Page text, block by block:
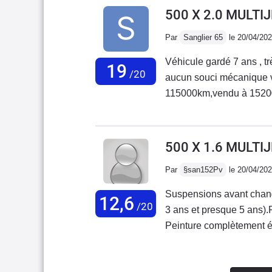
vraiment sympa et très
conduite, les 140 cv
assez silencieuse et
tissus de sièges, très
de l'eau....!!!!)J'ai aussi
baladait. Problème non
19 /20
500 X 2.0
Par Sanglier 65 le 20/04/
Véhicule gardé 7 ans ,
aucun souci mécanique vidange tous les 15000 km courroie de distribution à
115000km,vendu à 152000 contrôle technique vierge! Intérieur
vendue en
conduite !
12,6 /20
500 X 1.6
Par §san152Pv le 20/04/
Suspensions avant
3 ans et presque 5
Peinture complètement